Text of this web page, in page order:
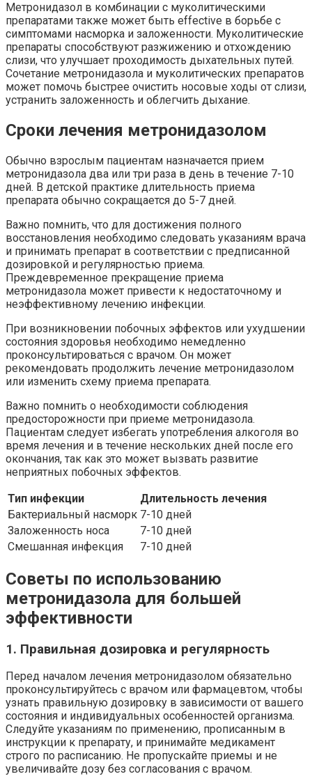
Метронидазол в комбинации с муколитическими
препаратами также может быть effective в борьбе с
симптомами насморка и заложенности. Муколитические
препараты способствуют разжижению и отхождению
слизи, что улучшает проходимость дыхательных путей.
Сочетание метронидазола и муколитических препаратов
может помочь быстрее очистить носовые ходы от слизи,
устранить заложенность и облегчить дыхание.
Сроки лечения метронидазолом
Обычно взрослым пациентам назначается прием
метронидазола два или три раза в день в течение 7-10
дней. В детской практике длительность приема
препарата обычно сокращается до 5-7 дней.
Важно помнить, что для достижения полного
восстановления необходимо следовать указаниям врача
и принимать препарат в соответствии с предписанной
дозировкой и регулярностью приема.
Преждевременное прекращение приема
метронидазола может привести к недостаточному и
неэффективному лечению инфекции.
При возникновении побочных эффектов или ухудшении
состояния здоровья необходимо немедленно
проконсультироваться с врачом. Он может
рекомендовать продолжить лечение метронидазолом
или изменить схему приема препарата.
Важно помнить о необходимости соблюдения
предосторожности при приеме метронидазола.
Пациентам следует избегать употребления алкоголя во
время лечения и в течение нескольких дней после его
окончания, так как это может вызвать развитие
неприятных побочных эффектов.
Тип инфекции
Длительность лечения
Бактериальный насморк 7-10 дней
Заложенность носа
7-10 дней
Смешанная инфекция
7-10 дней
Советы по использованию
метронидазола для большей
эффективности
1. Правильная дозировка и регулярность
Перед началом лечения метронидазолом обязательно
проконсультируйтесь с врачом или фармацевтом, чтобы
узнать правильную дозировку в зависимости от вашего
состояния и индивидуальных особенностей организма.
Следуйте указаниям по применению, прописанным в
инструкции к препарату, и принимайте медикамент
строго по расписанию. Не пропускайте приемы и не
увеличивайте дозу без согласования с врачом.